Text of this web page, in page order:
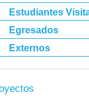
Estudiantes
Egresados
Externos